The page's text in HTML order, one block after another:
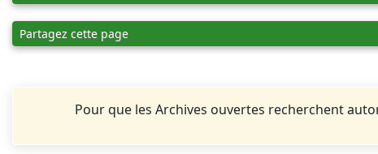
Partagez cette page
Pour que les Archives ouvertes recherchent